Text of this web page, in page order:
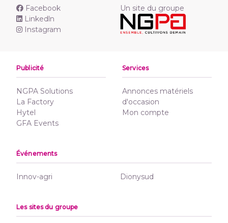
Facebook
Linkedln
Instagram
Un site du groupe
Publicité
NGPA Solutions
La Factory
Hytel
GFA Events
Services
Annonces matériels
d'occasion
Mon compte
Événements
Innov-agri Dionysud
Les sites du groupe